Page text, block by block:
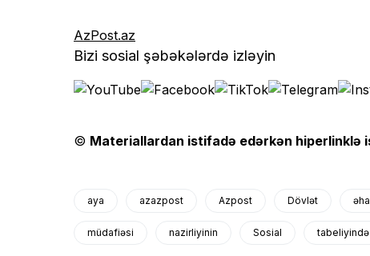
AzPost.az
Bizi sosial şəbəkələrdə izləyin
© Materiallardan istifadə edərkən hiperlinklə
aya azazpost Azpost Dövlət
müdafiəsi nazirliyinin Sosial tabeliyində